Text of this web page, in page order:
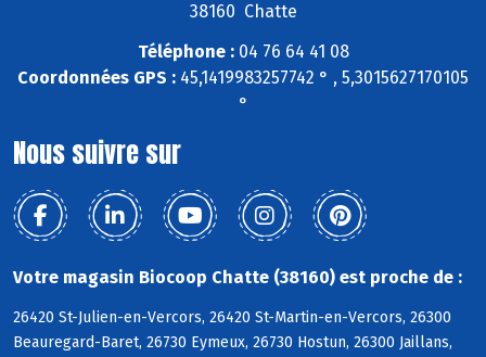
38160 Chatte
Téléphone :04 76 64 41 08
Coordonnées GPS : 45,1419983257742 ° , 5,3015627170105
°
Nous suivre sur
Votre magasin Biocoop Chatte (38160) est proche de :
26420 St-Julien-en-Vercors, 26420 St-Martin-en-Vercors, 26300
Beauregard-Baret, 26730 Eymeux, 26730 Hostun, 26300 Jaillans,